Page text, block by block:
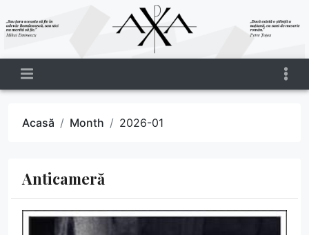
Acasă Month 2026-01
Anticameră